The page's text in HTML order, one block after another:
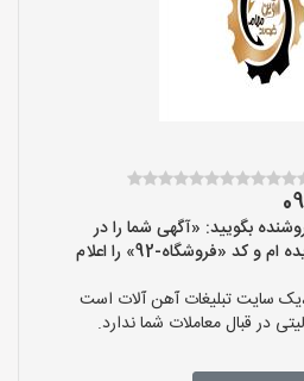
بگویید: «آگهی شما را در
سایت «آهن آلاتی ها» دیده ام و کد «فروشگاه-92» را اعلام
سایت تبلیغات آهن آلات است
در قبال معاملات شما ندارد.